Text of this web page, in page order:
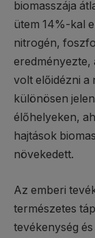
biomasszája
ütem 14%-kal
nitrogén,
eredményezte,
volt előidézni a
különösen
élőhelyeken,
hajtások
növekedett.
Az emberi
természetes
tevékenység